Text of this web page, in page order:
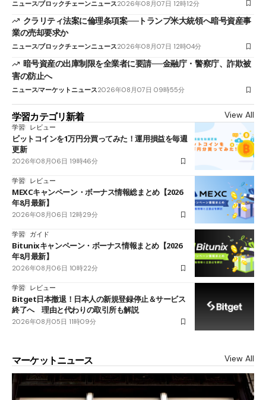
ニュースブロックチェーンニュース2026年08月07日 12時12分
クラリティ法案に倫理条項案──トランプ米大統領へ暗号資産事
業の売却要求か
ニュースブロックチェーンニュース2026年08月07日 12時04分
暗号資産の出庫制限を全業者に要請──金融庁・警察庁、詐欺被
害の防止へ
ニュースマーケットニュース2026年08月07日 09時55分
学習カテゴリ新着 View All
学習 レビュー
ビットコインを1万円分買ってみた！運用損益を毎週
更新
2026年08月06日 19時46分
学習 レビュー
MEXCキャンペーン・ボーナス情報総まとめ【2026
年8月最新】
2026年08月06日 12時29分
学習 ガイド
Bitunixキャンペーン・ボーナス情報まとめ【2026
年8月最新】
2026年08月06日 10時22分
学習 レビュー
Bitget日本撤退！日本人の新規登録停止＆サービス
終了へ 理由と代わりの取引所も解説
2026年08月05日 11時09分
マーケットニュース View All